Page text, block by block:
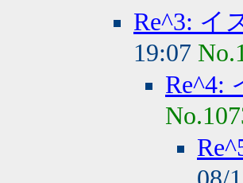
Re^3: イ
19:07
Re^4: